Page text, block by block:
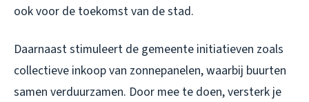
ook voor de toekomst van de stad.
Daarnaast stimuleert de gemeente initiatieven zoals
collectieve inkoop van zonnepanelen, waarbij buurten
samen verduurzamen. Door mee te doen, versterk je